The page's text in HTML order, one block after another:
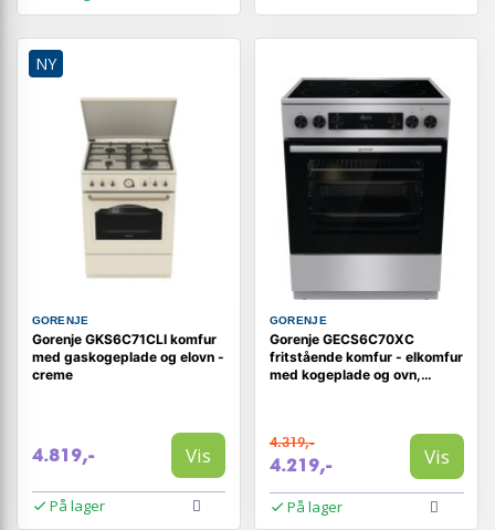
NY
GORENJE
Gorenje GKS6C71CLI komfur
med gaskogeplade og elovn -
creme
4.819,- Vis
På lager
GORENJE
Gorenje GECS6C70XC
fritstående komfur - elkomfur
med kogeplade og ovn,
4.319,-
4.219,- Vis
På lager